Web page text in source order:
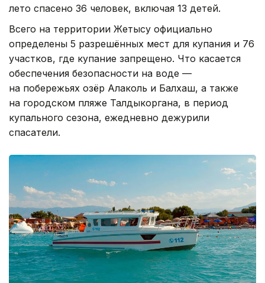
лето спасено 36 человек, включая 13 детей.
Всего на территории Жетысу официально
определены 5 разрешённых мест для купания и 76
участков, где купание запрещено. Что касается
обеспечения безопасности на воде —
на побережьях озёр Алаколь и Балхаш, а также
на городском пляже Талдыкоргана, в период
купального сезона, ежедневно дежурили
спасатели.